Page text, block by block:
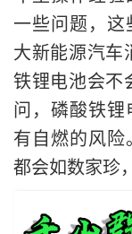
一些问题，这
大新能源汽
铁锂电池会
问，磷酸铁锂
有自燃的风险
都会如数家珍